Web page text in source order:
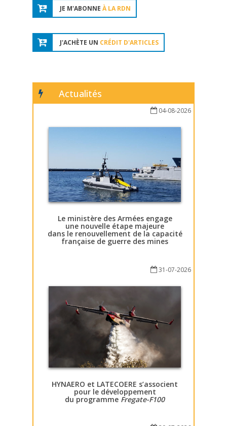
JE M'ABONNE À LA RDN
J'ACHÈTE UN CRÉDIT D'ARTICLES
Actualités
04-08-2026
Le ministère des Armées engage
une nouvelle étape majeure
dans le renouvellement de la capacité
française de guerre des mines
31-07-2026
HYNAERO et LATECOERE s’associent
pour le développement
du programme Fregate-F100